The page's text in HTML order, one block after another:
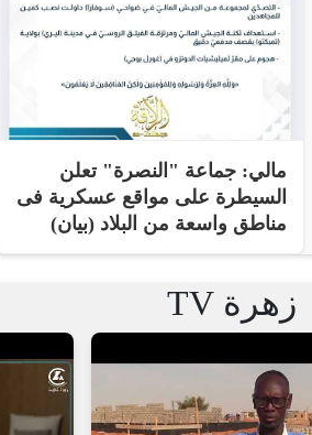
مالي: جماعة "النصرة" تعلن
السيطرة على مواقع عسكرية فى
مناطق واسعة من البلاد (بيان)
زهرة TV